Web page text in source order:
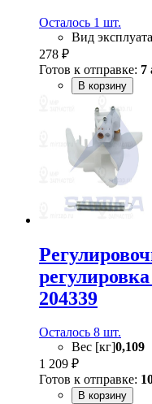
Осталось 1 шт.
Вид
278 ₽
Готов к отправке: 7
В корзину
204339
Осталось 8 шт.
Вес [кг]0,109
1 209 ₽
Готов к отправке:
В корзину